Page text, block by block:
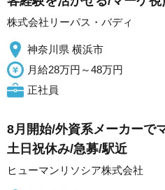
株式会社リーパス・バディ
神奈川県 横浜市
月給28万円～48万円
正社員
8月開始/外資系メーカーで
土日祝休み/急募/駅近
ヒューマンリソシア株式会社